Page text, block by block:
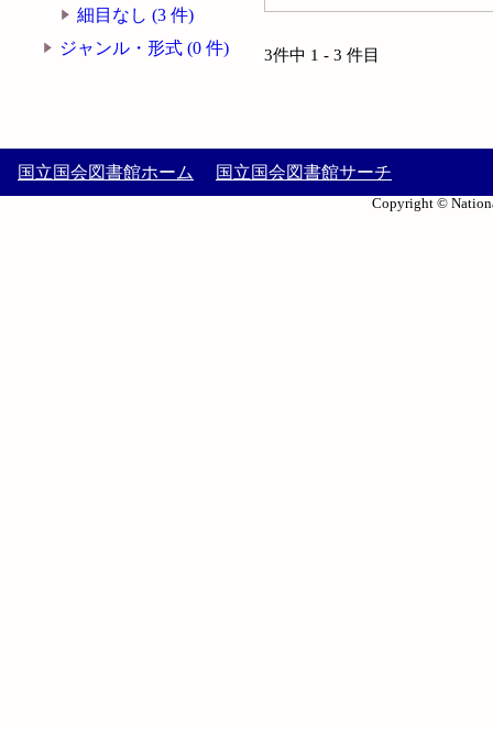
細目なし (3 件)
ジャンル・形式 (0 件)
3件中 1 - 3 件目
国立国会図書館ホーム 国立国会図書館サーチ
Copyright ©